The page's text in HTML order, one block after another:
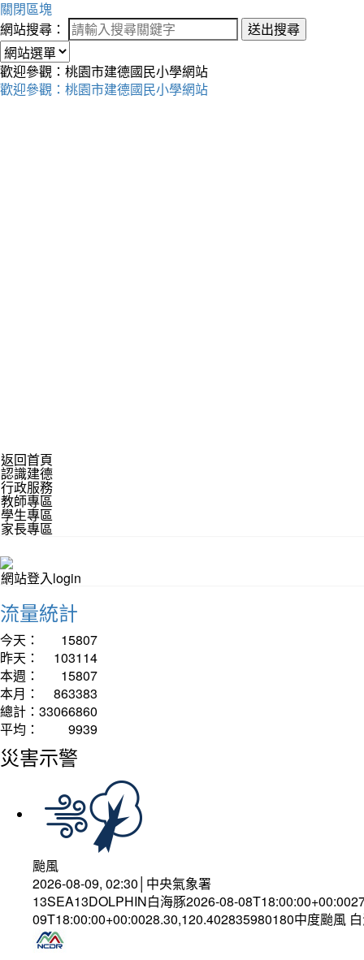
關閉區塊
網站搜尋：
送出搜尋
歡迎參觀：桃園市建德國民小學網站
歡迎參觀：桃園市建德國民小學網站
返回首頁
認識建德
行政服務
教師專區
學生專區
家長專區
網站登入login
流量統計
今天：
15807
昨天：
103114
本週：
15807
本月：
863383
總計： 33066860
平均：
9939
災害示警
颱風
2026-08-09, 02:30│中央氣象署
13SEA13DOLPHIN白海豚2026-08-
09T18:00:00+00:0028.30,120.402835980180中度颱風